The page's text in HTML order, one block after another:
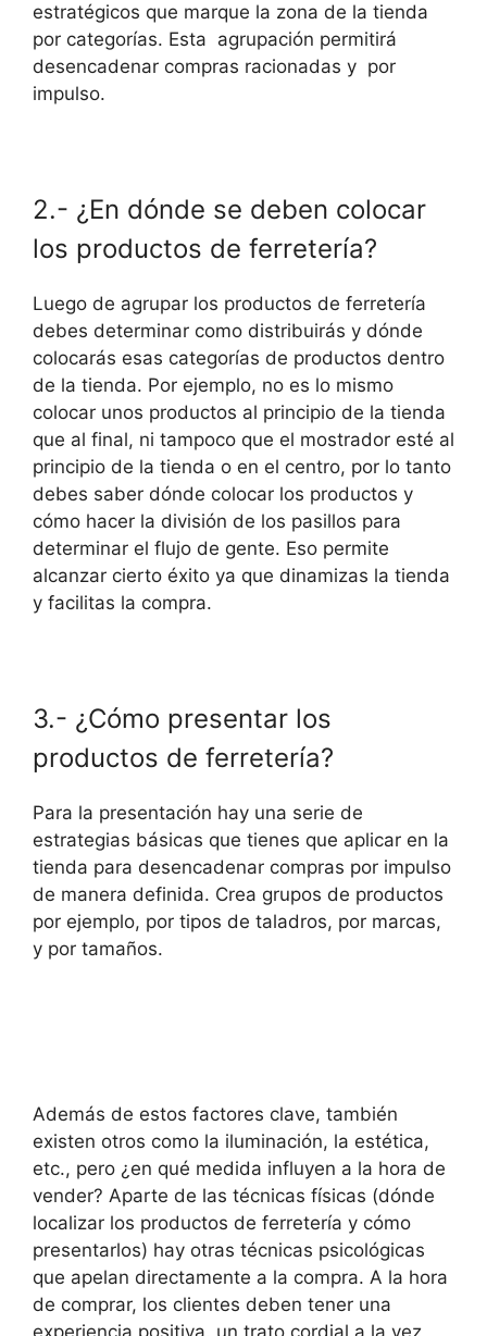
estratégicos que marque la zona de la tienda
por categorías. Esta agrupación permitirá
desencadenar compras racionadas y por
impulso.
2.- ¿En dónde se deben colocar
los productos de ferretería?
Luego de agrupar los productos de ferretería
debes determinar como distribuirás y dónde
colocarás esas categorías de productos dentro
de la tienda. Por ejemplo, no es lo mismo
colocar unos productos al principio de la tienda
que al final, ni tampoco que el mostrador esté al
principio de la tienda o en el centro, por lo tanto
debes saber dónde colocar los productos y
cómo hacer la división de los pasillos para
determinar el flujo de gente. Eso permite
alcanzar cierto éxito ya que dinamizas la tienda
y facilitas la compra.
3.- ¿Cómo presentar los
productos de ferretería?
Para la presentación hay una serie de
estrategias básicas que tienes que aplicar en la
tienda para desencadenar compras por impulso
de manera definida. Crea grupos de productos
por ejemplo, por tipos de taladros, por marcas,
y por tamaños.
Además de estos factores clave, también
existen otros como la iluminación, la estética,
etc., pero ¿en qué medida influyen a la hora de
vender? Aparte de las técnicas físicas (dónde
localizar los productos de ferretería y cómo
presentarlos) hay otras técnicas psicológicas
que apelan directamente a la compra. A la hora
de comprar, los clientes deben tener una
experiencia positiva, un trato cordial a la vez